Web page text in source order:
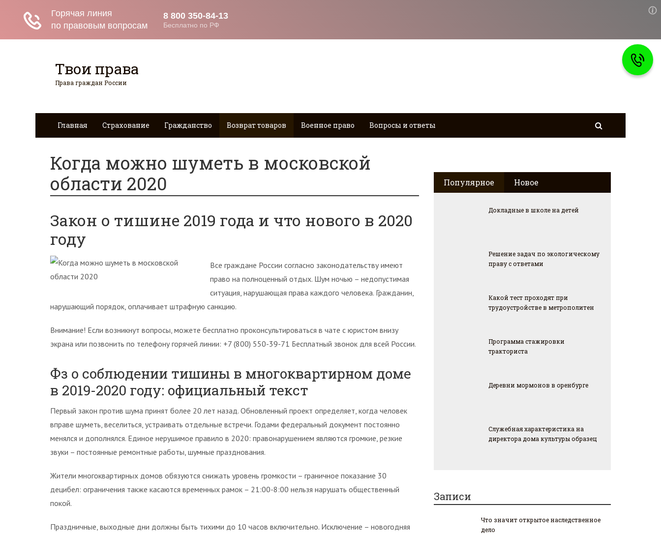
Твои права
Права граждан России
Главная Страхование Гражданство Возврат товаров Военное право Вопросы и ответы
Когда можно шуметь в московской
области 2020
Закон о тишине 2019 года и что нового в 2020
году
Все граждане России согласно законодательству имеют
право на полноценный отдых. Шум ночью – недопустимая
ситуация, нарушающая права каждого человека. Гражданин,
нарушающий порядок, оплачивает штрафную санкцию.
Внимание! Если возникнут вопросы, можете бесплатно проконсультироваться в чате с юристом внизу
экрана или позвонить по телефону горячей линии: +7 (800) 550-39-71 Бесплатный звонок для всей России.
Фз о соблюдении тишины в многоквартирном доме
в 2019-2020 году: официальный текст
Первый закон против шума принят более 20 лет назад. Обновленный проект определяет, когда человек
вправе шуметь, веселиться, устраивать отдельные встречи. Годами федеральный документ постоянно
менялся и дополнялся. Единое нерушимое правило в 2020: правонарушением являются громкие, резкие
звуки – постоянные ремонтные работы, шумные празднования.
Жители многоквартирных домов обязуются снижать уровень громкости – граничное показание 30
децибел: ограничения также касаются временных рамок – 21:00-8:00 нельзя нарушать общественный
покой.
Праздничные, выходные дни должны быть тихими до 10 часов включительно. Исключение – новогодняя
Популярное Новое
Докладные в школе на детей
Решение задач по экологическому
праву с ответами
Какой тест проходят при
трудоустройстве в метрополитен
Программа стажировки
тракториста
Деревни мормонов в оренбурге
Служебная характеристика на
директора дома культуры образец
Записи
Что значит открытое наследственное
дело